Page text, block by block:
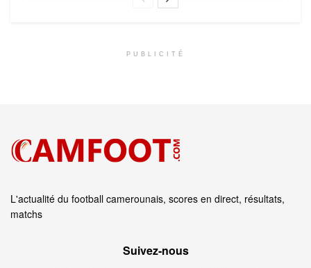
PUBLICITÉ
L'actualité du football camerounais, scores en direct, résultats,
matchs
Suivez‑nous